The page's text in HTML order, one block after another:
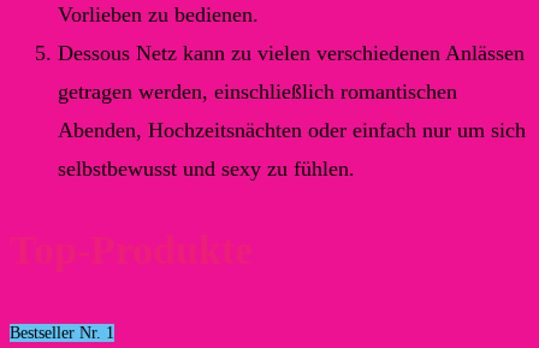
Vorlieben zu bedienen.
Dessous Netz kann zu vielen verschiedenen Anlässen
getragen werden, einschließlich romantischen
Abenden, Hochzeitsnächten oder einfach nur um sich
selbstbewusst und sexy zu fühlen.
Top-Produkte
Bestseller Nr. 1